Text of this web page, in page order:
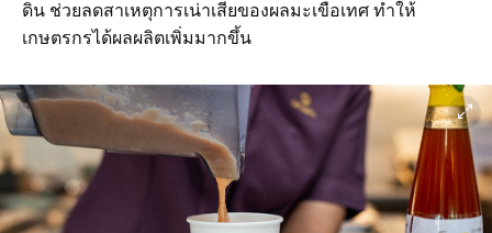
ดิน ช่วยลดสาเหตุการเน่าเสียของผลมะเขือเทศ ทำให้
เกษตรกรได้ผลผลิตเพิ่มมากขึ้น